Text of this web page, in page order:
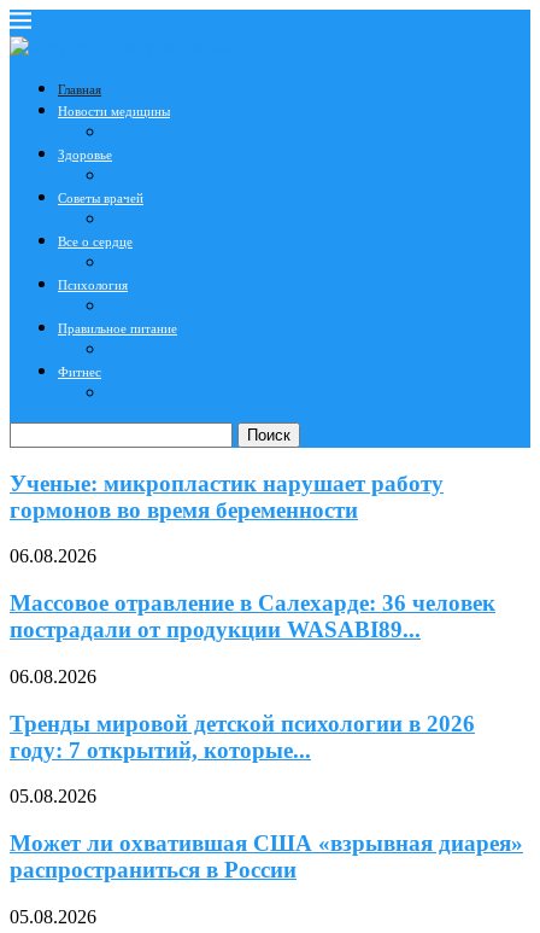
Главная
Новости медицины
Здоровье
Советы врачей
Все о сердце
Психология
Правильное питание
Фитнес
Поиск
Ученые: микропластик нарушает работу
гормонов во время беременности
06.08.2026
Массовое отравление в Салехарде: 36 человек
пострадали от продукции WASABI89...
06.08.2026
Тренды мировой детской психологии в 2026
году: 7 открытий, которые...
05.08.2026
Может ли охватившая США «взрывная диарея»
распространиться в России
05.08.2026